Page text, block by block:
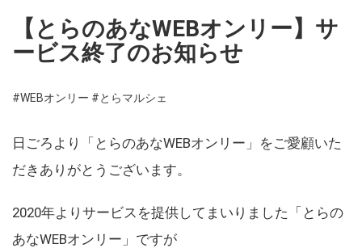
【とらのあなWEBオンリー】サ
ービス終了のお知らせ
#WEBオンリー #とらマルシェ
日ごろより「とらのあなWEBオンリー」をご愛顧いた
だきありがとうございます。
2020年よりサービスを提供してまいりました「とらの
あなWEBオンリー」ですが